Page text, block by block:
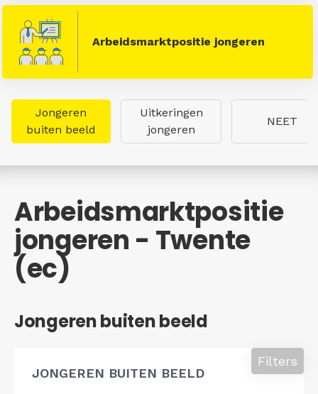
Arbeidsmarktpositie jongeren
Jongeren
buiten beeld
Uitkeringen
jongeren
NEET
Arbeidsmarktpositie
jongeren - Twente
(ec)
Jongeren buiten beeld
JONGEREN BUITEN BEELD
Filters